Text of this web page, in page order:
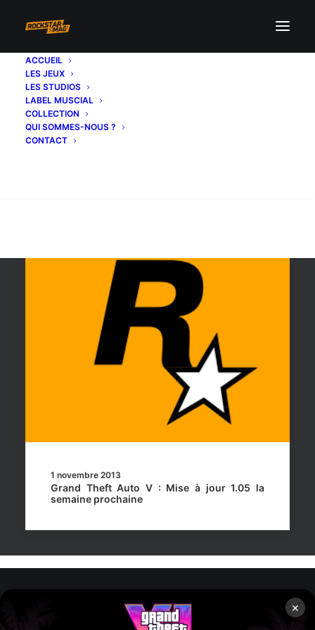
×
ACCUEIL
LES JEUX
LES STUDIOS
LABEL MUSCIAL
COLLECTION
QUI SOMMES-NOUS ?
CONTACT
1 novembre 2013
Grand Theft Auto V : Mise à jour 1.05 la
semaine prochaine
Rockstar Mag’, Copyright © 2013-2026 – Tous droits réservés –